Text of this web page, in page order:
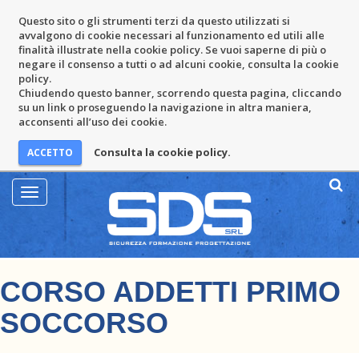
Questo sito o gli strumenti terzi da questo utilizzati si
avvalgono di cookie necessari al funzionamento ed utili alle
finalità illustrate nella cookie policy. Se vuoi saperne di più o
negare il consenso a tutti o ad alcuni cookie, consulta la cookie
policy.
Chiudendo questo banner, scorrendo questa pagina, cliccando
su un link o proseguendo la navigazione in altra maniera,
acconsenti all’uso dei cookie.
Consulta la cookie policy.
Mostra
Menu
CORSO ADDETTI PRIMO
SOCCORSO